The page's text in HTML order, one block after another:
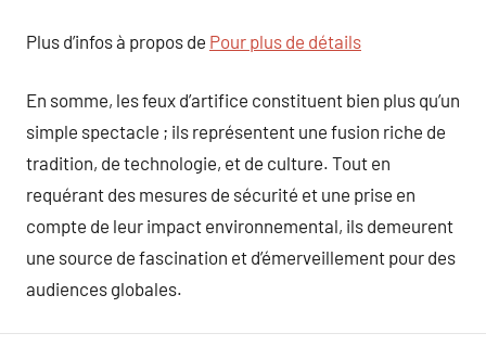
Plus d’infos à propos de Pour plus de détails
En somme, les feux d’artifice constituent bien plus qu’un
simple spectacle ; ils représentent une fusion riche de
tradition, de technologie, et de culture. Tout en
requérant des mesures de sécurité et une prise en
compte de leur impact environnemental, ils demeurent
une source de fascination et d’émerveillement pour des
audiences globales.